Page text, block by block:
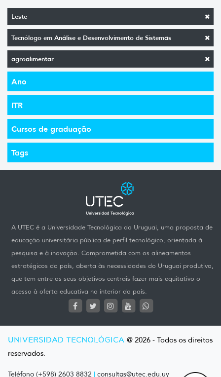
Leste
Tecnólogo em Análise e Desenvolvimento de Sistemas
agroalimentar
Ano
ITR
Cursos de graduação
Tags
A UTEC é a Universidade Tecnológica do Uruguai, uma proposta de
educação universitária pública de perfil tecnológico, orientada à
pesquisa e à inovação. Comprometida com os alineamentos
estratégicos do país, aberta às necessidades do Uruguai produtivo,
que tem entre os seus objetivos centrais fazer mais equitativo o
acesso à oferta educativa no interior do país.
UNIVERSIDAD TECNOLÓGICA @ 2026 - Todos os direitos
reservados.
Teléfono (+598) 2603 8832 | consultas@utec.edu.uy